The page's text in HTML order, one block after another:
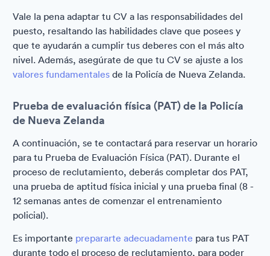
Vale la pena adaptar tu CV a las responsabilidades del
puesto, resaltando las habilidades clave que posees y
que te ayudarán a cumplir tus deberes con el más alto
nivel. Además, asegúrate de que tu CV se ajuste a los
valores fundamentales de la Policía de Nueva Zelanda.
Prueba de evaluación física (PAT) de la Policía
de Nueva Zelanda
A continuación, se te contactará para reservar un horario
para tu Prueba de Evaluación Física (PAT). Durante el
proceso de reclutamiento, deberás completar dos PAT,
una prueba de aptitud física inicial y una prueba final (8 -
12 semanas antes de comenzar el entrenamiento
policial).
Es importante prepararte adecuadamente para tus PAT
durante todo el proceso de reclutamiento, para poder